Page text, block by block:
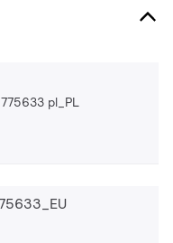
pl_PL